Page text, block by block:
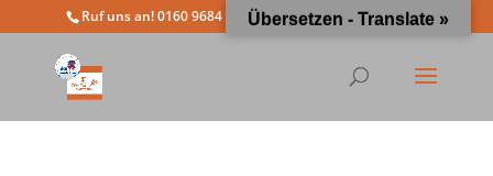
Ruf uns an! 0160 9684 4963 info@moewathlon.de
Übersetzen - Translate »